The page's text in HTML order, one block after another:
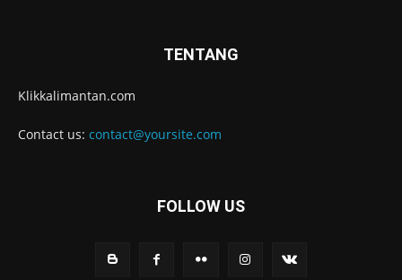
TENTANG
Klikkalimantan.com
Contact us: contact@yoursite.com
FOLLOW US